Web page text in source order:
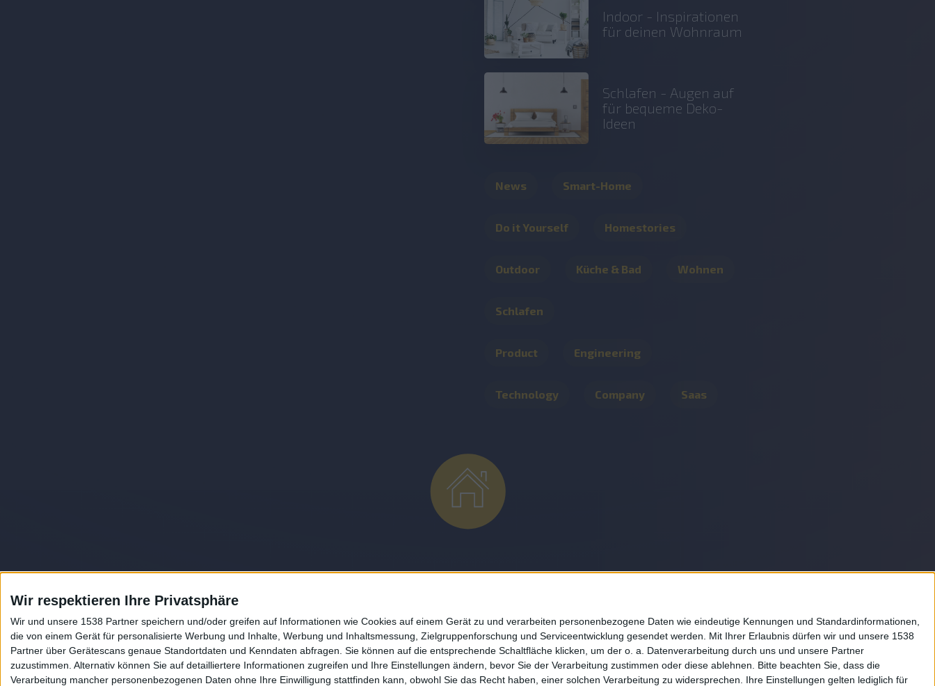
Wir respektieren Ihre Privatsphäre
Wir und unsere 1538 Partner speichern und/oder greifen auf Informationen wie Cookies auf einem Gerät zu und verarbeiten personenbezogene Daten wie eindeutige Kennungen und Standardinformationen,
die von einem Gerät für personalisierte Werbung und Inhalte, Werbung und Inhaltsmessung, Zielgruppenforschung und Serviceentwicklung gesendet werden.
Mit Ihrer Erlaubnis dürfen wir und unsere 1538
Partner über Gerätescans genaue Standortdaten und Kenndaten abfragen. Sie können auf die entsprechende Schaltfläche klicken, um der o. a. Datenverarbeitung durch uns und unsere Partner
zuzustimmen. Alternativ können Sie auf detailliertere Informationen zugreifen und Ihre Einstellungen ändern, bevor Sie der Verarbeitung zustimmen oder diese ablehnen.
Bitte beachten Sie, dass die
Verarbeitung mancher personenbezogenen Daten ohne Ihre Einwilligung stattfinden kann, obwohl Sie das Recht haben, einer solchen Verarbeitung zu widersprechen. Ihre Einstellungen gelten lediglich für
Indoor - Inspirationen
für deinen Wohnraum
Schlafen - Augen auf
für bequeme Deko-
Ideen
News Smart-Home
Do it Yourself Homestories
Outdoor Küche & Bad Wohnen
Schlafen
Product Engineering
Technology Company Saas
Auf DESMONDO findet Ihr Inspirationen für
individuelles, gemütliches und intelligentes
About
DESMONDO Suche
Kooperationen
Rechtliches
Impressum
Datenschutz